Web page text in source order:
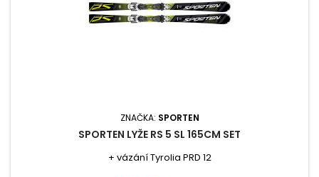
ZNAČKA: SPORTEN
SPORTEN LYŽE RS 5 SL 165CM SET
+ vázání Tyrolia PRD 12